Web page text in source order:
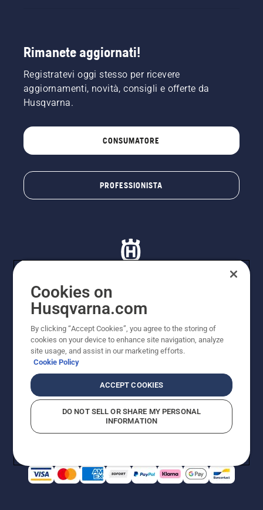
Rimanete aggiornati!
Registratevi oggi stesso per ricevere
aggiornamenti, novità, consigli e offerte da
Husqvarna.
CONSUMATORE
PROFESSIONISTA
© Husqvarna AB (publ). Tutti i diritti riservati. I prezzi
Husqvarna Schweiz AG per i rivenditori specializzati
aderenti all’iniziativa, prezzi in CHF comprensivi di IVA
all’ 8,1% e TRA. Con riserva di modifica. Tutti i prezzi
indicati sono prezzi al dettaglio consigliati (IVA inclusa),
a meno che il prodotto non sia disponibile per l'acquisto
Informativa sui cookieTermini di utilizzo
Informativa sulla privacyRiferimentiCGVF Negozio online
Segnalazione di presunte violazioni
Cookies on
Husqvarna.com
By clicking “Accept Cookies”, you agree to the storing of
cookies on your device to enhance site navigation, analyze
site usage, and assist in our marketing efforts.
Cookie Policy
ACCEPT COOKIES
DO NOT SELL OR SHARE MY PERSONAL
INFORMATION